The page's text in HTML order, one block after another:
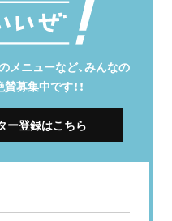
メニューなど、みんなの
賛募集中です！！
ー登録はこちら